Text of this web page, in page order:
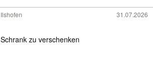
Ilshofen 31.07.2026
Schrank zu verschenken